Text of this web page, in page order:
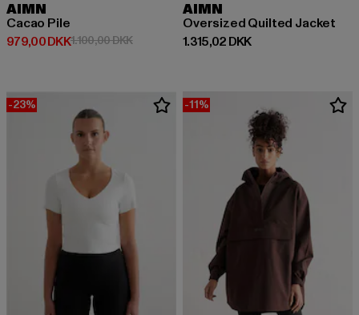
AIMN
Cacao Pile
979,00 DKK
Nuværende pris: 979,00 DKK
1.100,00 DKKKampagnepris: 1.100,00 DKK
AIMN
Oversized Quilted Jacket
1.315,02 DKK
Nuværende pris: 1.315,02 DKK
-23% -11%